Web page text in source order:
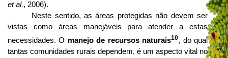
et al., 2006).
Neste sentido, as áreas protegidas não devem ser
vistas como áreas manejáveis para atender a estas
necessidades. O manejo de recursos naturais10, do qual
tantas comunidades rurais dependem, é um aspecto vital no